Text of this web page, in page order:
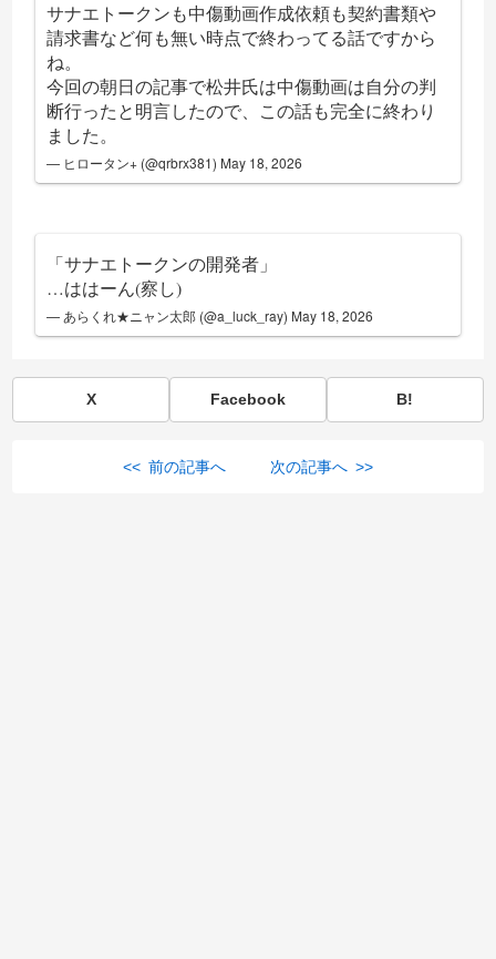
サナエトークンも中傷動画作成依頼も契約書類や
請求書など何も無い時点で終わってる話ですから
ね。
今回の朝日の記事で松井氏は中傷動画は自分の判
断行ったと明言したので、この話も完全に終わり
ました。
— ヒロータン+ (@qrbrx381) May 18, 2026
「サナエトークンの開発者」
…ははーん(察し)
— あらくれ★ニャン太郎 (@a_luck_ray) May 18, 2026
X Facebook B!
<< 前の記事へ 次の記事へ >>